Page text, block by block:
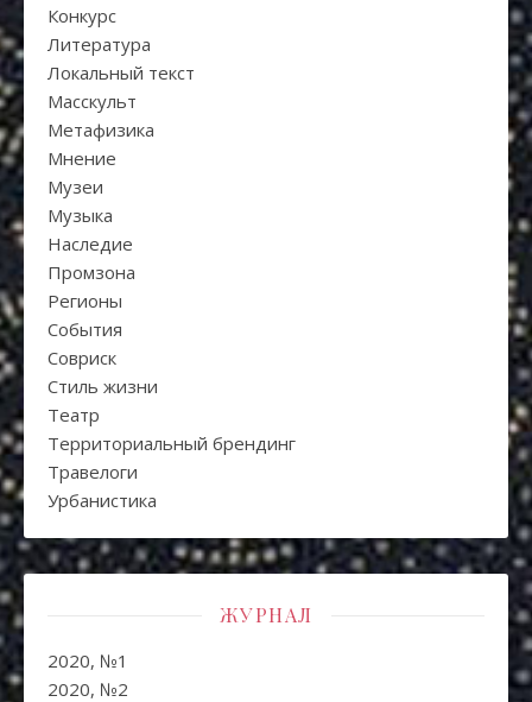
Конкурс
Литература
Локальный текст
Масскульт
Метафизика
Мнение
Музеи
Музыка
Наследие
Промзона
Регионы
События
Совриск
Стиль жизни
Театр
Территориальный брендинг
Травелоги
Урбанистика
ЖУРНАЛ
2020, №1
2020, №2